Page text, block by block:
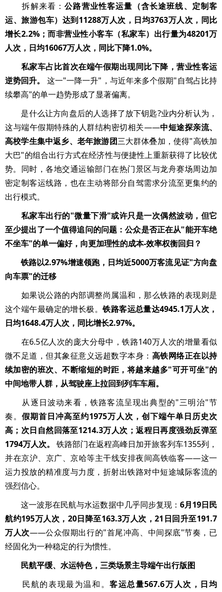
拆解来看：公路营业性客运量（含长途班线、定制客
运、旅游包车）达到11288万人次，日均3763万人次，同比
增长2.2%；而非营业性小客车（私家车）出行量为48201万
人次，日均16067万人次，同比下降1.0%。
私家车占比首次在端午假期出现同比下降，营业性客运
逆势回升。
这一"一降一升"，与近年来多个假期"自驾占比持
续攀高"的单一趋势形成了显著偏离。
是什么让方向盘后的人选择了放下钥匙?业内分析认为，
这与端午假期特殊的人群结构密切相关——中短途探亲流、
高校学生集中返乡、老年旅游团三大群体叠加，使得"高铁加
大巴"的组合出行方式在经济性与便捷性上重新获得了比较优
势。同时，各地交通运输部门在热门景区与龙舟赛场周边加
密定制客运线路，也在主动将部分自驾需求分流至更集约的
出行模式。
私家车出行的"微量下滑"或许只是一次偶然波动，但它
至少提出了一个值得追问的问题：公众是否正在从"能开车绝
不坐车"的单一偏好，向更加理性的成本-效率权衡回归？
铁路以2.97%增速领跑，日均近5000万客流见证"方向盘
向车票"的迁移
如果说公路的内部调整尚属温和，那么铁路的表现则是
这个端午最确定的增长极。铁路客运总量达4945.1万人次，
日均1648.4万人次，同比增长2.97%。
在6.5亿人次的庞大分母中，铁路140万人次的增量看似
微不足道，但其象征意义远超数字本身： 高铁网络正在以持
续加密的班次、不断缩短的时距，将越来越多"可开可坐"的
中间地带人群，从驾驶座上拉回到列车车厢。
从逐日波动来看，铁路客流呈现出典型的"三明治"节
奏。假期首日冲高至约1975万人次，创下端午单日历史次
高；次日自然回落至1214.3万人次；返程日再度强劲反弹至
1794万人次。
铁路部门在返程高峰日加开旅客列车1355列，
并在京沪、京广、京哈等主干线安排夜间高铁临客——这一
运力投放的精准度与力度，折射出铁路对中短途城际客流的
强烈信心。
这一波形在民航与水运数据中几乎同步复现： 6月19日民
航约195万人次，20日降至163.3万人次，21日回升至191.7
万人次——公众假期出行的"首尾冲高、中间探底"节奏，已
经固化为一种稳定的行为惯性。
民航平缓、水运特色，三类场景主导端午出行版图
民航的表现最为温和。客运总量567.6万人次，日均